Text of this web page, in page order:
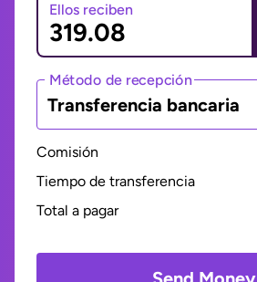
Ellos reciben
Método de recepción
Transferencia bancaria
Comisión
Tiempo de transferencia
Total a pagar